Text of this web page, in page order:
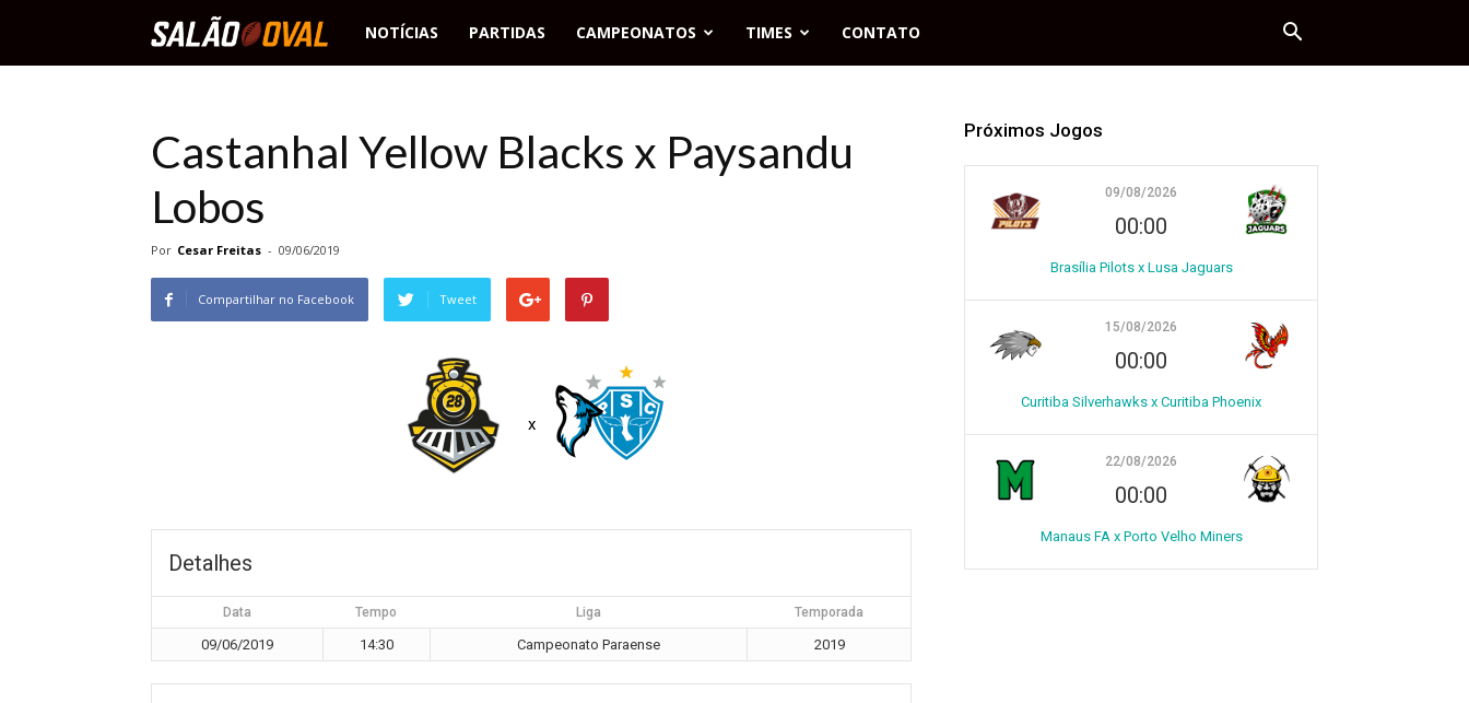
Salão
NOTÍCIAS PARTIDAS CAMPEONATOS TIMES CONTATO
Castanhal Yellow Blacks x Paysandu
Lobos
Por Cesar Freitas - 09/06/2019
Compartilhar no Facebook Tweet
x
Detalhes
Data Tempo Liga Temporada
09/06/2019 14:30 Campeonato Paraense 2019
Próximos Jogos
09/08/2026
00:00
Brasília Pilots x Lusa Jaguars
15/08/2026
00:00
Curitiba Silverhawks x Curitiba Phoenix
22/08/2026
00:00
Manaus FA x Porto Velho Miners